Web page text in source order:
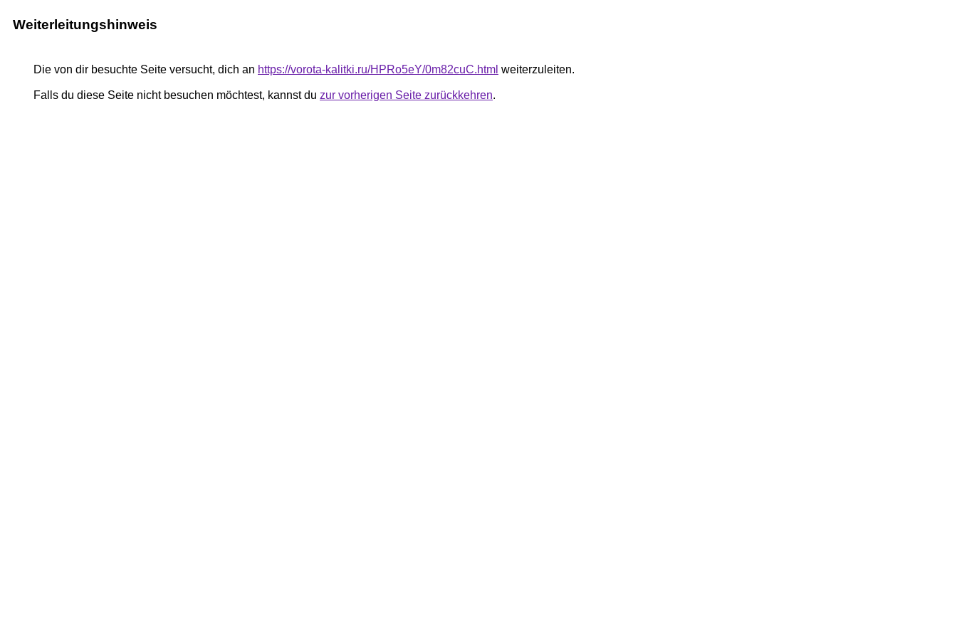
Weiterleitungshinweis
Die von dir besuchte Seite versucht, dich an https://vorota-kalitki.ru/HPRo5eY/0m82cuC.html weiterzuleiten.
Falls du diese Seite nicht besuchen möchtest, kannst du zur vorherigen Seite zurückkehren.